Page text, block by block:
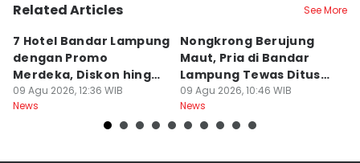
Related Articles See More
7 Hotel Bandar Lampung
dengan Promo
Merdeka, Diskon hingga
50 Persen
09 Agu 2026, 12:36 WIB
News
Nongkrong Berujung
Maut, Pria di Bandar
Lampung Tewas Ditusuk
Teman
09 Agu 2026, 10:46 WIB
News